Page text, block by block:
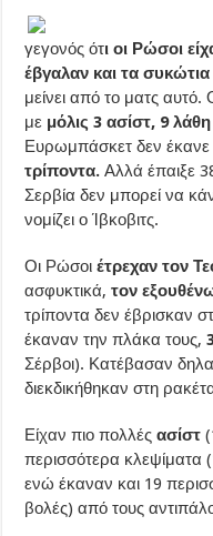
γεγονός ότι οι Ρώσοι
έβγαλαν και τα
μείνει από το ματς αυτό.
με μόλις 3 ασίστ, 9 λάθη
Ευρωμπάσκετ δεν
τρίποντα. Αλλά έπαιξε
Σερβία δεν μπορεί να
νομίζει ο Ίβκοβιτς.
Οι Ρώσοιέτρεχαν τον
ασφυκτικά,τον
τρίποντα δεν έβρισκαν
έκαναν την πλάκα τους,
Σέρβοι). Κατέβασαν
διεκδικήθηκαν στη
Είχαν πιο πολλέςασίστ
περισσότερα κλεψίματα
ενώ έκαναν και 19
βολές) από τους